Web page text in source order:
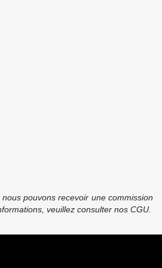
pouvons recevoir une commission
veuillez consulter nos CGU.